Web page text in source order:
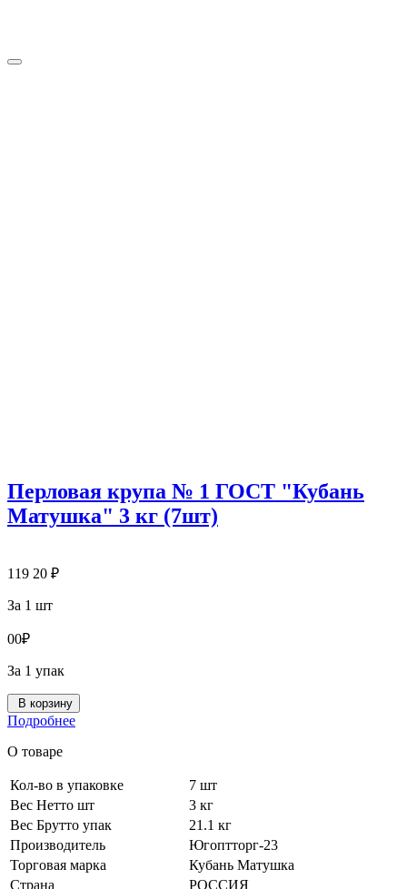
Перловая крупа № 1 ГОСТ "Кубань
Матушка" 3 кг (7шт)
119 20 ₽
За 1 шт
00₽
За 1 упак
В корзину
Подробнее
О товаре
Кол-во в упаковке
7 шт
Вес Нетто шт
3 кг
Вес Брутто упак
21.1 кг
Производитель
Югоптторг-23
Торговая марка
Кубань Матушка
Страна
РОССИЯ